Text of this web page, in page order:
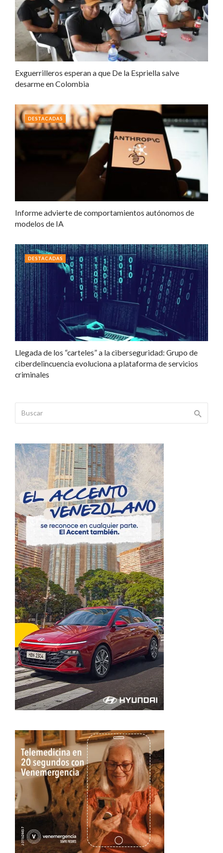
Exguerrilleros esperan a que De la Espriella salve
desarme en Colombia
Informe advierte de comportamientos autónomos de
modelos de IA
DESTACADAS
Llegada de los “carteles” a la ciberseguridad: Grupo de
ciberdelincuencia evoluciona a plataforma de servicios
criminales
DESTACADAS